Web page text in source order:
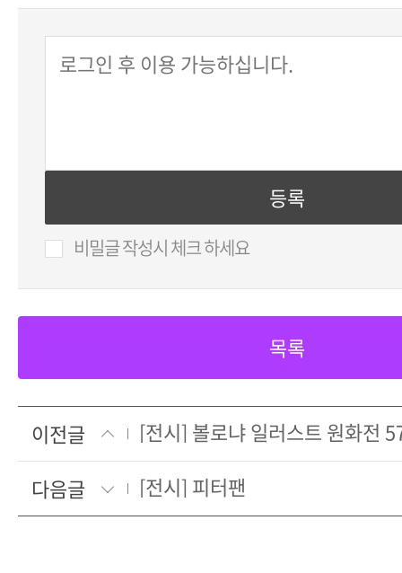
비밀글 작성시 체크 하세요
목록
이전글
[전시] 볼로냐 일러스트 원화전
다음글
[전시] 피터팬